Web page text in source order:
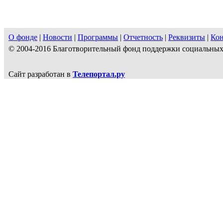
О фонде | Новости | Программы | Отчетность | Реквизиты |
© 2004-2016 Благотворительный фонд поддержки
Сайт разработан в Телепортал.ру